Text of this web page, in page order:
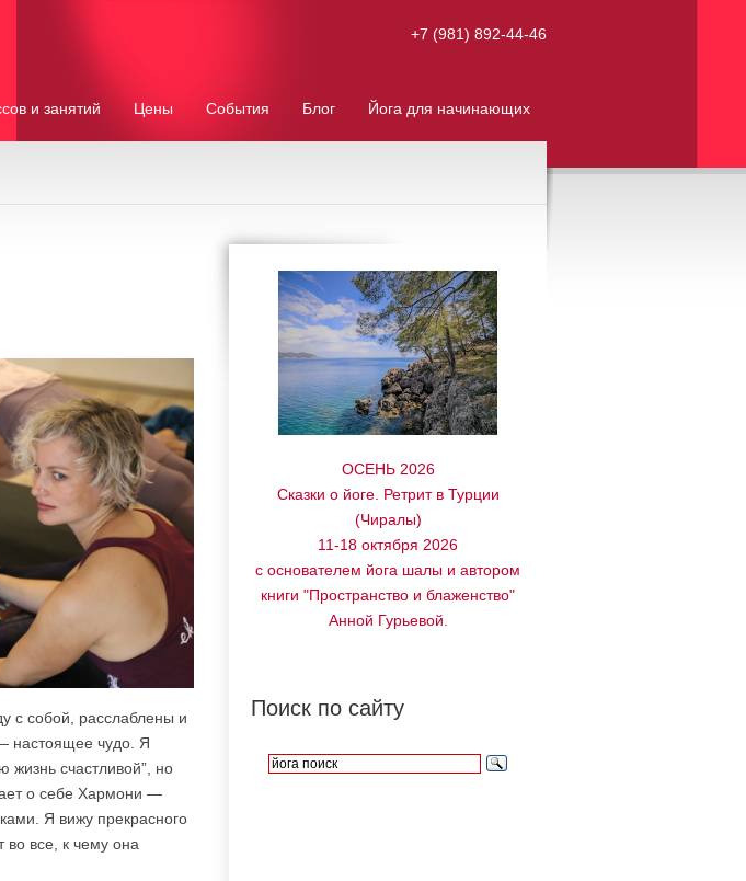
+7 (981) 892-44-46
и занятий Цены События Блог Йога для начинающих
с собой, расслаблены и
настоящее чудо. Я
счастливой”, но
о себе Хармони —
Я вижу прекрасного
во все, к чему она
ОСЕНЬ 2026
Сказки о йоге. Ретрит в Турции
(Чиралы)
11-18 октября 2026
с основателем йога шалы и автором
книги "Пространство и блаженство"
Анной Гурьевой.
Поиск по сайту